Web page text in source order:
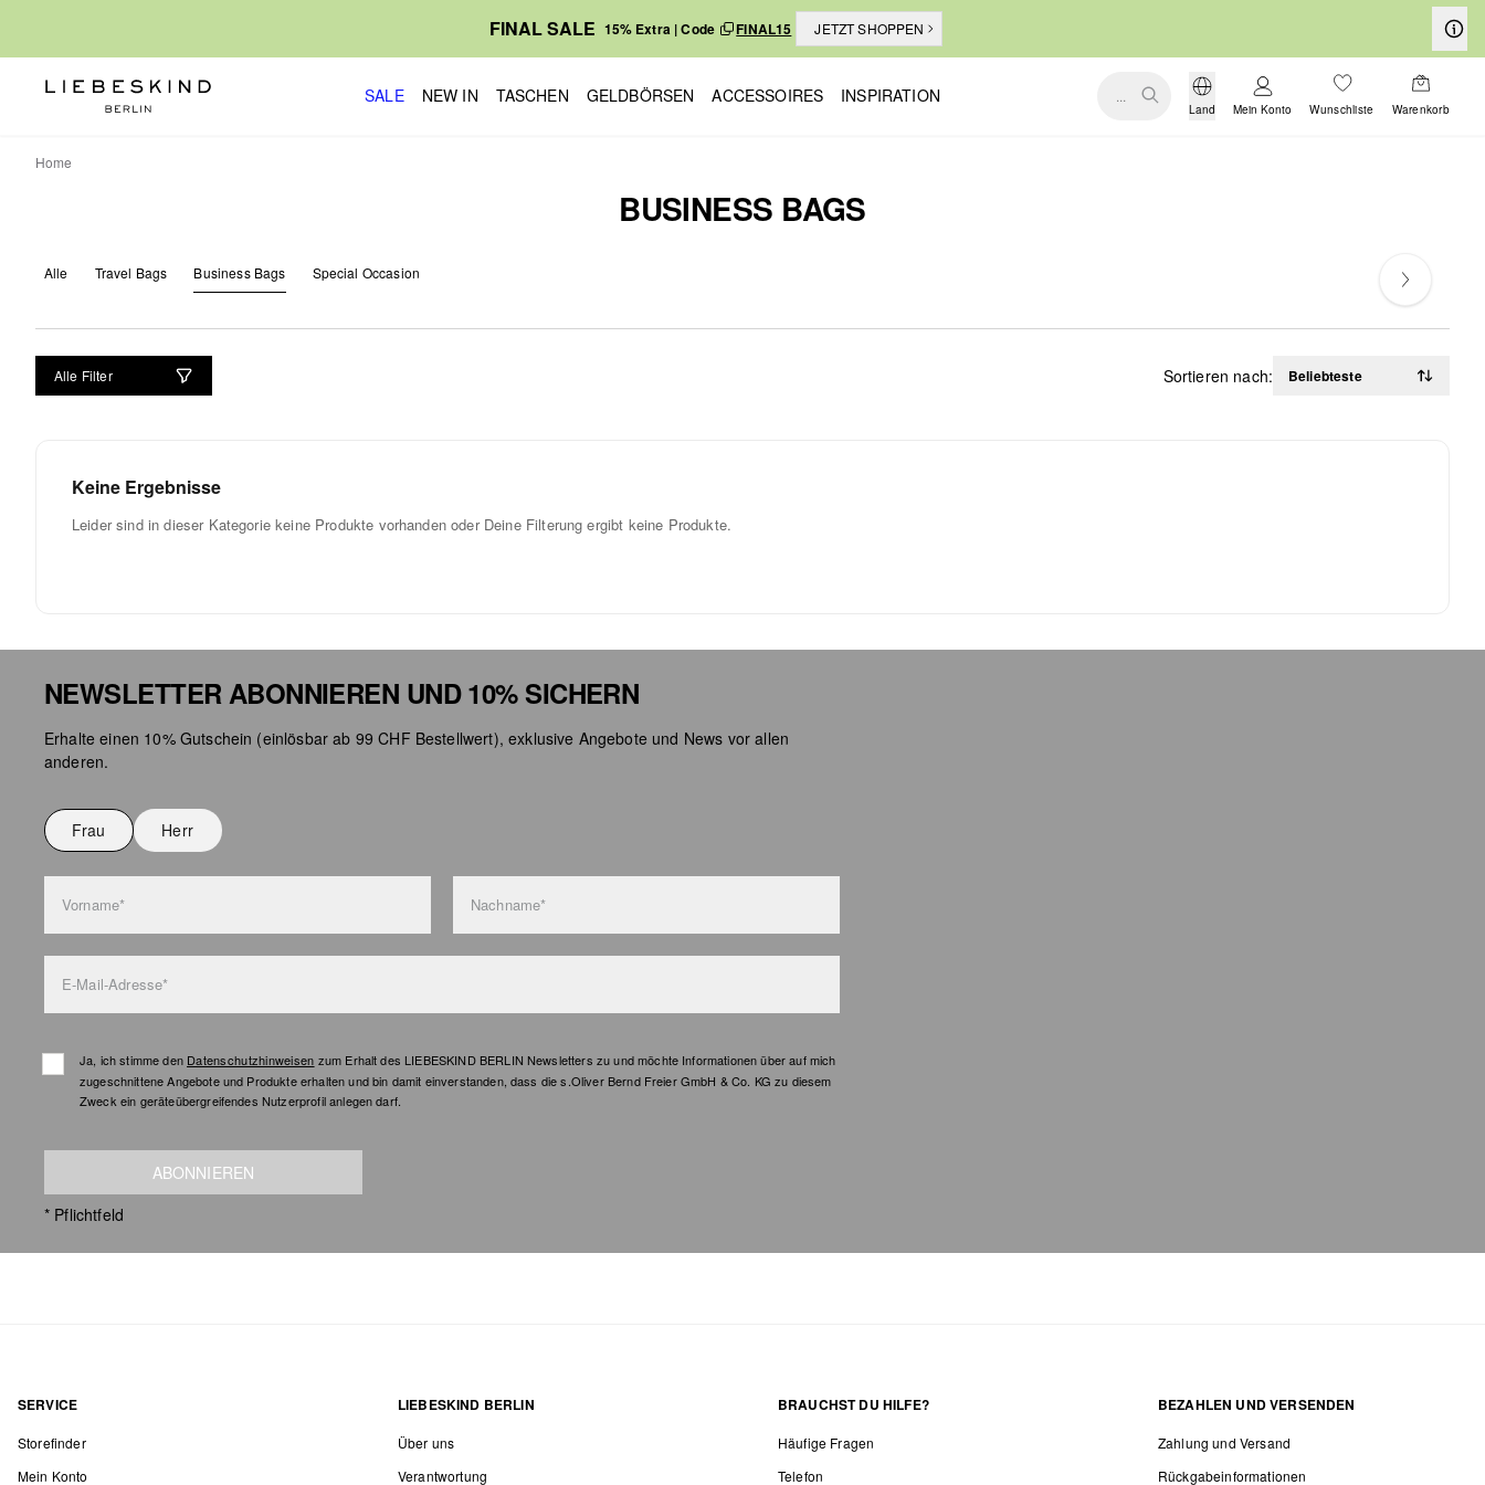
FINAL SALE 15% Extra | Code FINAL15 JETZT SHOPPEN
SALE NEW IN TASCHEN GELDBÖRSEN ACCESSOIRES INSPIRATION ...
Land Mein Konto Wunschliste Warenkorb
Home
BUSINESS BAGS
Alle Travel Bags Business Bags Special Occasion
Alle Filter Sortieren nach: Beliebteste
Keine Ergebnisse
Leider sind in dieser Kategorie keine Produkte vorhanden oder Deine Filterung ergibt keine Produkte.
NEWSLETTER ABONNIEREN UND 10% SICHERN
Erhalte einen 10% Gutschein (einlösbar ab 99 CHF Bestellwert), exklusive Angebote und News vor allen
anderen.
Frau Herr
Vorname* Nachname*
E-Mail-Adresse*
Ja, ich stimme den Datenschutzhinweisen zum Erhalt des LIEBESKIND BERLIN Newsletters zu und möchte Informationen über auf mich
zugeschnittene Angebote und Produkte erhalten und bin damit einverstanden, dass die s.Oliver Bernd Freier GmbH & Co. KG zu diesem
Zweck ein geräteübergreifendes Nutzerprofil anlegen darf.
ABONNIEREN
* Pflichtfeld
SERVICE
Storefinder
Mein Konto
LIEBESKIND BERLIN
Über uns
Verantwortung
BRAUCHST DU HILFE?
Häufige Fragen
Telefon
BEZAHLEN UND VERSENDEN
Zahlung und Versand
Rückgabeinformationen